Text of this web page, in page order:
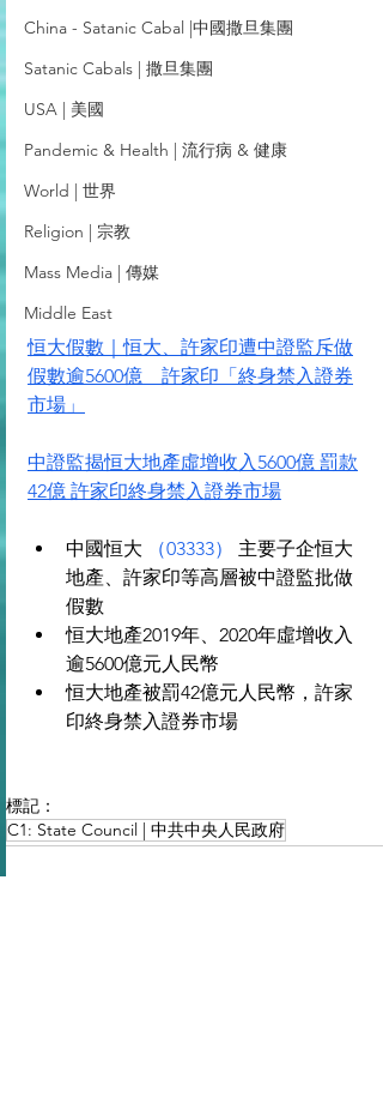
China - Satanic Cabal |中國撒旦集團
Satanic Cabals | 撒旦集團
USA | 美國
Pandemic & Health | 流行病 & 健康
World | 世界
Religion | 宗教
Mass Media | 傳媒
Middle East
恒大假數｜恒大、許家印遭中證監斥做
假數逾5600億　許家印「終身禁入證券
市場」
中證監揭恒大地產虛增收入5600億 罰款
42億 許家印終身禁入證券市場
中國恒大 （03333）
主要子企恒大
地產、許家印等高層被中證監批做
假數
恒大地產2019年、2020年虛增收入
逾5600億元人民幣
恒大地產被罰42億元人民幣，許家
印終身禁入證券市場
標記：
C1: State Council | 中共中央人民政府